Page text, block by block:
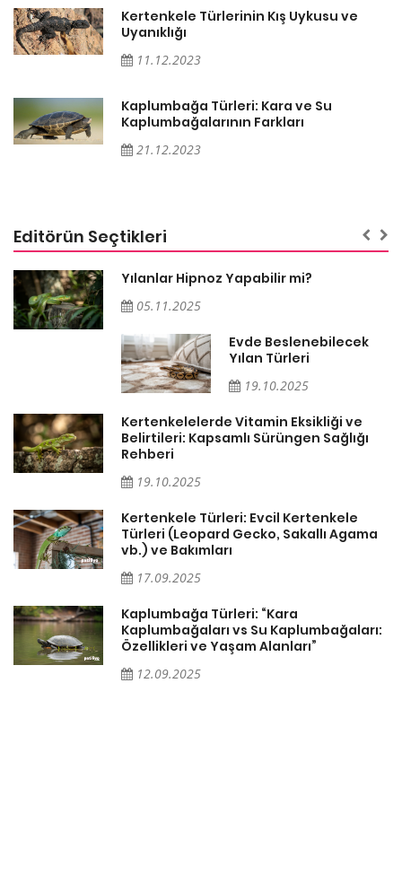
Kertenkele Türlerinin Kış Uykusu ve
Uyanıklığı
11.12.2023
Kaplumbağa Türleri: Kara ve Su
Kaplumbağalarının Farkları
21.12.2023
Editörün Seçtikleri
Yılanlar Hipnoz Yapabilir mi?
05.11.2025
Evde Beslenebilecek
Yılan Türleri
19.10.2025
Kertenkelelerde Vitamin Eksikliği ve
Belirtileri: Kapsamlı Sürüngen Sağlığı
Rehberi
19.10.2025
Kertenkele Türleri: Evcil Kertenkele
Türleri (Leopard Gecko, Sakallı Agama
vb.) ve Bakımları
17.09.2025
Kaplumbağa Türleri: “Kara
Kaplumbağaları vs Su Kaplumbağaları:
Özellikleri ve Yaşam Alanları”
12.09.2025